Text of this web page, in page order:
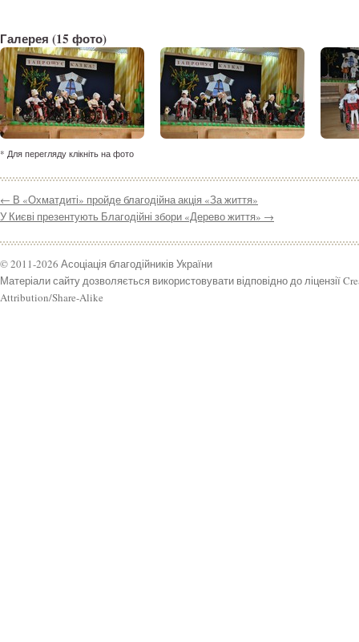
Галерея (15 фото)
* Для перегляду клікніть на фото
← В «Охматдиті» пройде благодійна акція «За життя»
У Києві презентують Благодійні збори «Дерево життя» →
© 2011-2026 Асоціація благодійників України
Матеріали сайту дозволяється використовувати відповідно до ліцензії
Attribution/Share-Alike